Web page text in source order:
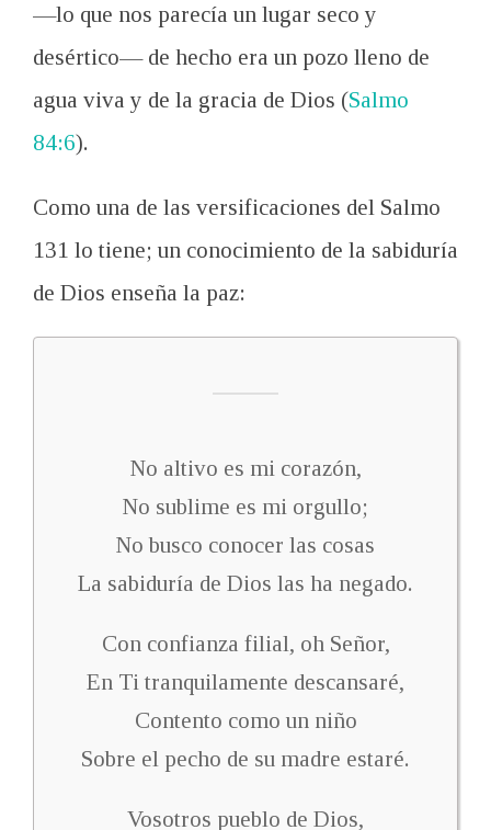
—lo que nos parecía un lugar seco y
desértico—de hecho era un pozo lleno de
agua viva y de la gracia de Dios (Salmo
84:6).
Como una de las versificaciones del Salmo
131 lo tiene; un conocimiento de la sabiduría
de Dios enseña la paz:
No altivo es mi corazón,
No sublime es mi orgullo;
No busco conocer las cosas
La sabiduría de Dios las ha negado.
Con confianza filial, oh Señor,
En Ti tranquilamente descansaré,
Contento como un niño
Sobre el pecho de su madre estaré.
Vosotros pueblo de Dios,